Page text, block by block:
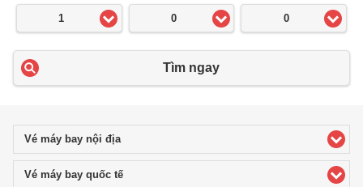
1 0 0
Tìm ngay
Vé máy bay nội địaclick to expand contents
Vé máy bay quốc tếclick to expand contents